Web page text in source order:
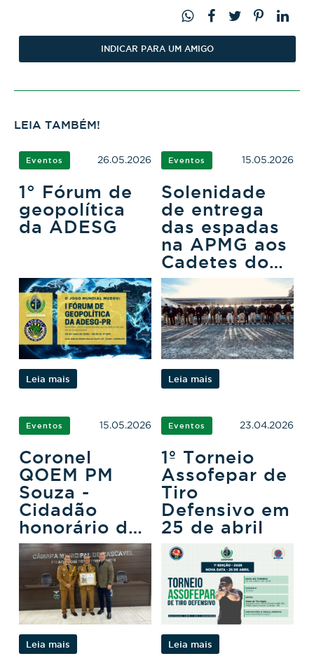
INDICAR PARA UM AMIGO
LEIA TAMBÉM!
Eventos 26.05.2026
1° Fórum de
geopolítica
da ADESG
Leia mais
Eventos 15.05.2026
Solenidade
de entrega
das espadas
na APMG aos
Cadetes do
3ºCFO
Leia mais
Eventos 15.05.2026
Coronel
QOEM PM
Souza -
Cidadão
honorário de
Cascavel
Leia mais
Eventos 23.04.2026
1º Torneio
Assofepar de
Tiro
Defensivo em
25 de abril
Leia mais